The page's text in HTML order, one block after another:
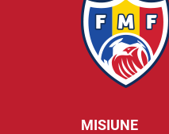
MISIUNE